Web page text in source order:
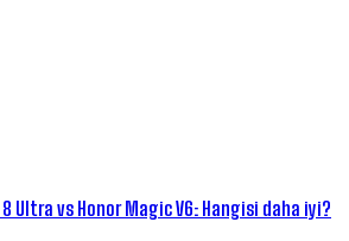
Ultra vs Honor Magic V6: Hangisi daha iyi?